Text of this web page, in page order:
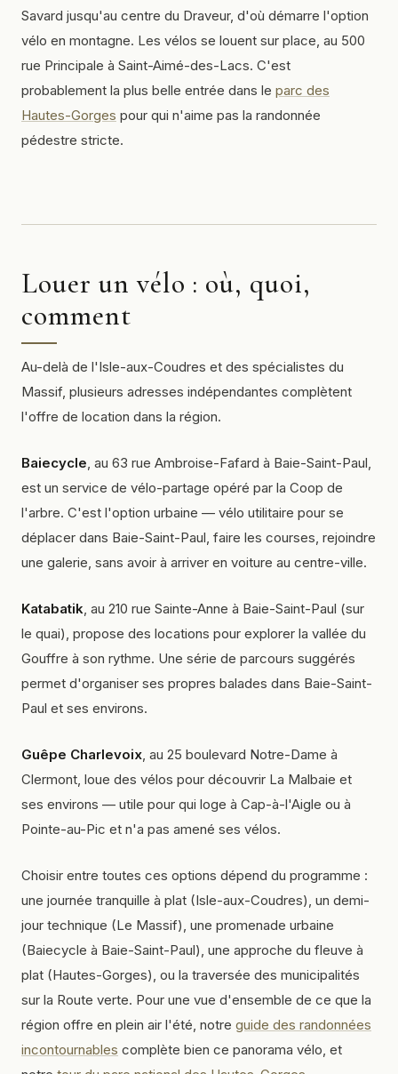
Savard jusqu'au centre du Draveur, d'où démarre l'option
vélo en montagne. Les vélos se louent sur place, au 500
rue Principale à Saint-Aimé-des-Lacs. C'est
probablement la plus belle entrée dans le parc des
Hautes-Gorges pour qui n'aime pas la randonnée
pédestre stricte.
Louer un vélo : où, quoi,
comment
Au-delà de l'Isle-aux-Coudres et des spécialistes du
Massif, plusieurs adresses indépendantes complètent
l'offre de location dans la région.
Baiecycle, au 63 rue Ambroise-Fafard à Baie-Saint-Paul,
est un service de vélo-partage opéré par la Coop de
l'arbre. C'est l'option urbaine — vélo utilitaire pour se
déplacer dans Baie-Saint-Paul, faire les courses, rejoindre
une galerie, sans avoir à arriver en voiture au centre-ville.
Katabatik, au 210 rue Sainte-Anne à Baie-Saint-Paul (sur
le quai), propose des locations pour explorer la vallée du
Gouffre à son rythme. Une série de parcours suggérés
permet d'organiser ses propres balades dans Baie-Saint-
Paul et ses environs.
Guêpe Charlevoix, au 25 boulevard Notre-Dame à
Clermont, loue des vélos pour découvrir La Malbaie et
ses environs — utile pour qui loge à Cap-à-l'Aigle ou à
Pointe-au-Pic et n'a pas amené ses vélos.
Choisir entre toutes ces options dépend du programme :
une journée tranquille à plat (Isle-aux-Coudres), un demi-
jour technique (Le Massif), une promenade urbaine
(Baiecycle à Baie-Saint-Paul), une approche du fleuve à
plat (Hautes-Gorges), ou la traversée des municipalités
sur la Route verte. Pour une vue d'ensemble de ce que la
région offre en plein air l'été, notre guide des randonnées
incontournables complète bien ce panorama vélo, et